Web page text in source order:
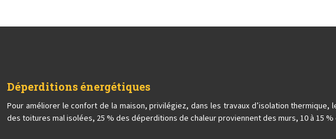
Déperditions énergétiques
Pour améliorer le confort de la maison, privilégiez, dans les travaux d’isolation
des toitures mal isolées, 25 % des déperditions de chaleur proviennent des murs, 10 à 15